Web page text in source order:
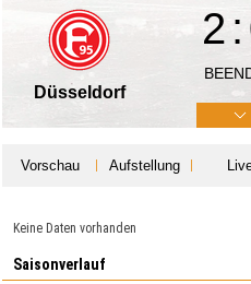
Düsseldorf
Vorschau Aufstellung
Keine Daten vorhanden
Saisonverlauf